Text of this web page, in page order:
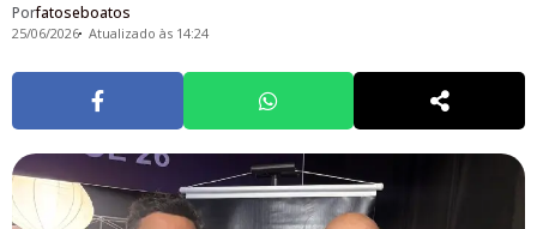
Porfatoseboatos
25/06/2026 Atualizado às 14:24